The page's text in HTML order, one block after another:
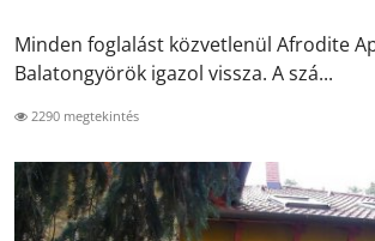
Minden foglalást közvetlenül Afrodite
Balatongyörök igazol vissza. A szá...
2290 megtekintés